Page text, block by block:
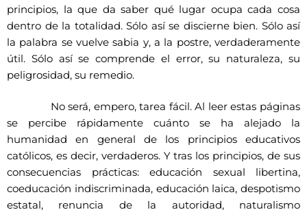
principios, la que da saber qué lugar ocupa cada cosa
dentro de la totalidad. Sólo así se discierne bien. Sólo así
la palabra se vuelve sabia y, a la postre, verdaderamente
útil. Sólo así se comprende el error, su naturaleza, su
peligrosidad, su remedio.
No será, empero, tarea fácil. Al leer estas páginas
se percibe rápidamente cuánto se ha alejado la
humanidad en general de los principios educativos
católicos, es decir, verdaderos. Y tras los principios, de sus
consecuencias prácticas: educación sexual libertina,
coeducación indiscriminada, educación laica, despotismo
estatal, renuncia de la autoridad, naturalismo